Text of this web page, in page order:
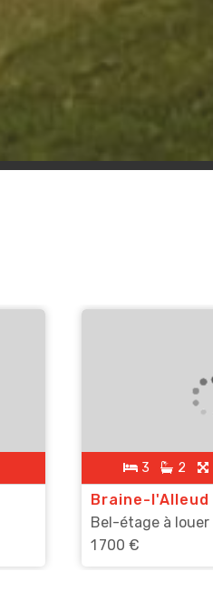
3 2
Braine-l'Alleud
Bel-étage à louer
1 700 €